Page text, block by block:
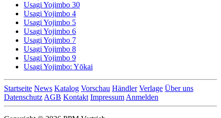
Usagi Yojimbo 30
Usagi Yojimbo 4
Usagi Yojimbo 5
Usagi Yojimbo 6
Usagi Yojimbo 7
Usagi Yojimbo 8
Usagi Yojimbo 9
Usagi Yojimbo: Yōkai
Startseite News Katalog Vorschau Händler Verlage Über uns
Datenschutz AGB Kontakt Impressum Anmelden